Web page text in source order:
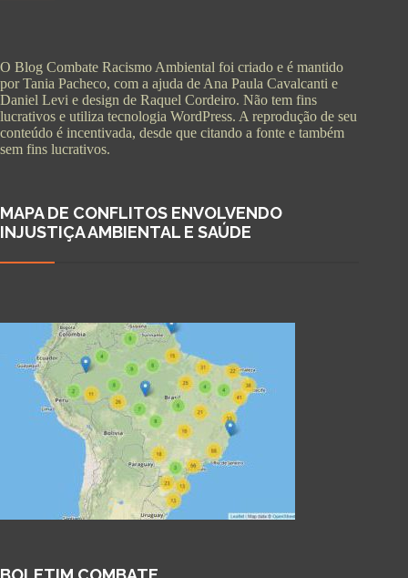
O Blog Combate Racismo Ambiental foi criado e é mantido
por Tania Pacheco, com a ajuda de Ana Paula Cavalcanti e
Daniel Levi e design de Raquel Cordeiro. Não tem fins
lucrativos e utiliza tecnologia WordPress. A reprodução de seu
conteúdo é incentivada, desde que citando a fonte e também
sem fins lucrativos.
MAPA DE CONFLITOS ENVOLVENDO
INJUSTIÇA AMBIENTAL E SAÚDE